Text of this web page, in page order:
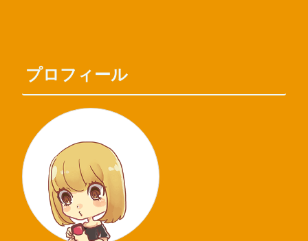
プロフィール